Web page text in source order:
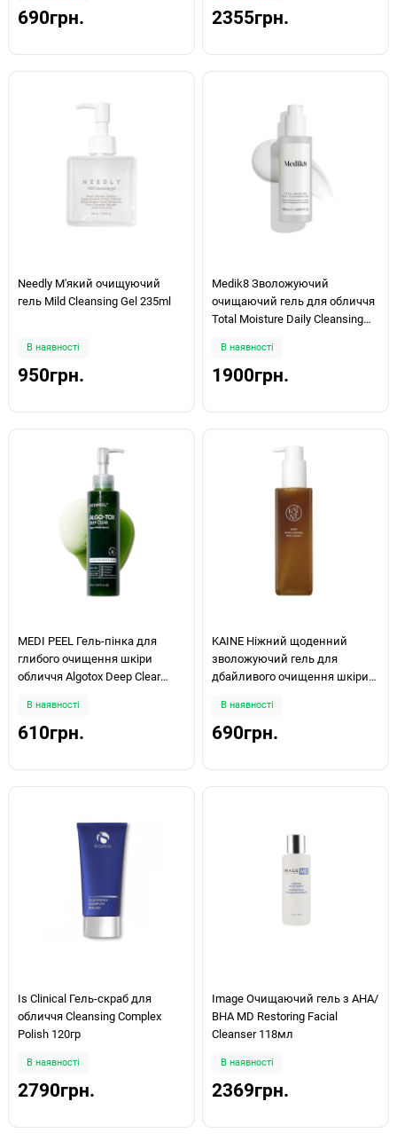
690грн. 2355грн.
Needly М'який очищуючий
гель Mild Cleansing Gel 235ml
В наявності
950грн.
Medik8 Зволожуючий
очищаючий гель для обличчя
Total Moisture Daily Cleansing
В наявності
1900грн.
MEDI PEEL Гель-пінка для
глибого очищення шкіри
обличчя Algotox Deep Clear
В наявності
610грн.
KAINE Ніжний щоденний
зволожуючий гель для
дбайливого очищення шкіри
Hydrating Daily Cleanser 155г
В наявності
690грн.
Is Clinical Гель-скраб для
обличчя Cleansing Complex
Polish 120гр
В наявності
2790грн.
Image Очищаючий гель з АНА/
ВНА MD Restoring Facial
Cleanser 118мл
В наявності
2369грн.